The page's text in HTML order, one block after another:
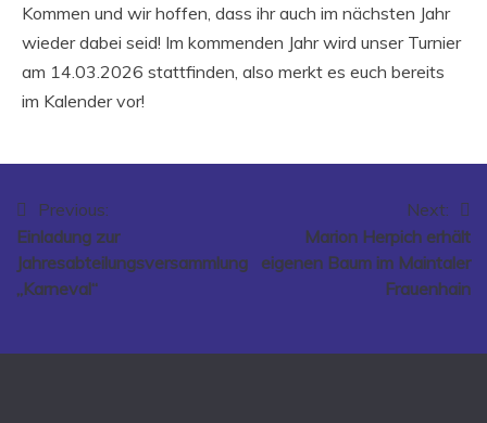
Kommen und wir hoffen, dass ihr auch im nächsten Jahr
wieder dabei seid! Im kommenden Jahr wird unser Turnier
am 14.03.2026 stattfinden, also merkt es euch bereits
im Kalender vor!
Beitragsnavigation
Previous:
Einladung zur
Jahresabteilungsversammlung
„Karneval“
Next:
Marion Herpich erhält
eigenen Baum im Maintaler
Frauenhain